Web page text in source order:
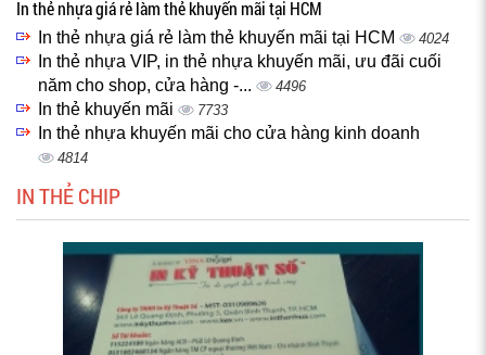
In thẻ nhựa giá rẻ làm thẻ khuyến mãi tại HCM
In thẻ nhựa giá rẻ làm thẻ khuyến mãi tại HCM 4024
In thẻ nhựa VIP, in thẻ nhựa khuyến mãi, ưu đãi cuối
năm cho shop, cửa hàng -...
4496
In thẻ khuyến mãi 7733
In thẻ nhựa khuyến mãi cho cửa hàng kinh doanh
4814
IN THẺ CHIP